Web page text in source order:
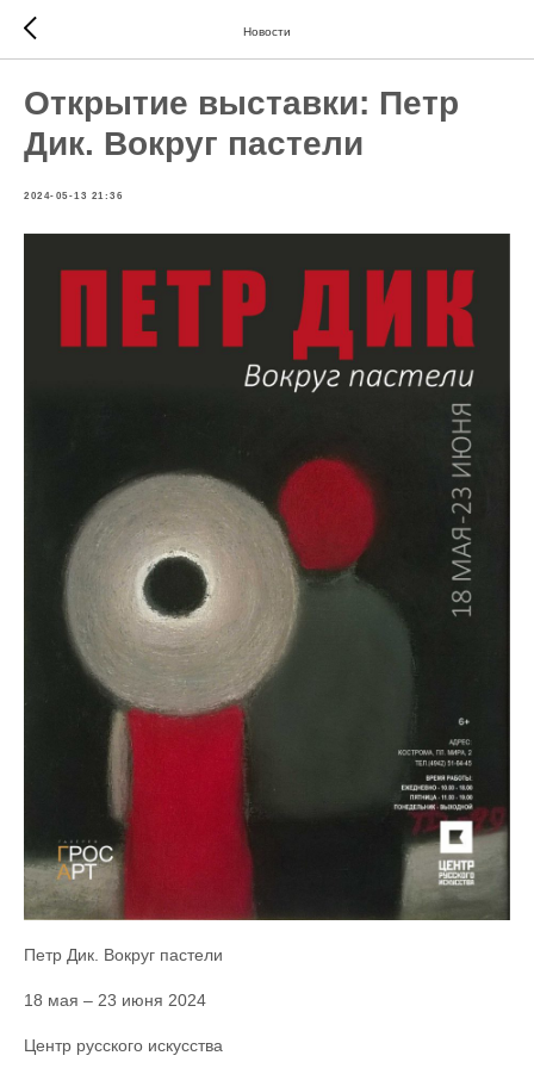
Новости
Открытие выставки: Петр
Дик. Вокруг пастели
2024-05-13 21:36
Петр Дик. Вокруг пастели
18 мая – 23 июня 2024
Центр русского искусства